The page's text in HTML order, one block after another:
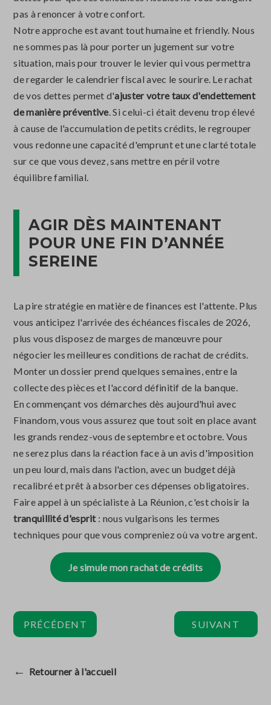
pas à renoncer à votre confort.
Notre approche est avant tout humaine et friendly. Nous
ne sommes pas là pour porter un jugement sur votre
situation, mais pour trouver le levier qui vous permettra
de regarder le calendrier fiscal avec le sourire. Le rachat
de vos dettes permet d'ajuster votre taux d'endettement
de manière préventive. Si celui-ci était devenu trop élevé
à cause de l'accumulation de petits crédits, le regrouper
vous redonne une capacité d'emprunt et une clarté totale
sur ce que vous devez, sans mettre en péril votre
équilibre familial.
AGIR DÈS MAINTENANT
POUR UNE FIN D’ANNÉE
SEREINE
La pire stratégie en matière de finances est l'attente. Plus
vous anticipez l'arrivée des échéances fiscales de 2026,
plus vous disposez de marges de manœuvre pour
négocier les meilleures conditions de rachat de crédits.
Monter un dossier prend quelques semaines, entre la
collecte des pièces et l'accord définitif de la banque.
En commençant vos démarches dès aujourd'hui avec
Finandom, vous vous assurez que tout soit en place avant
les grands rendez-vous de septembre et octobre. Vous
ne serez plus dans la réaction face à un avis d'imposition
un peu lourd, mais dans l'action, avec un budget déjà
recalibré et prêt à absorber ces dépenses obligatoires.
Faire appel à un spécialiste à La Réunion, c'est choisir la
tranquillité d'esprit: nous vulgarisons les termes
techniques pour que vous compreniez où va votre argent.
Je simule mon rachat de crédits
PRÉCÉDENT SUIVANT
← Retourner à l'accueil